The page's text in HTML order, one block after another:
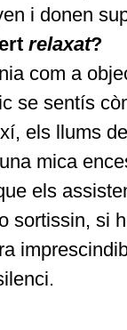
i donen
relaxat?
com a
se sentís
els llums
mica
els
sortissin, si